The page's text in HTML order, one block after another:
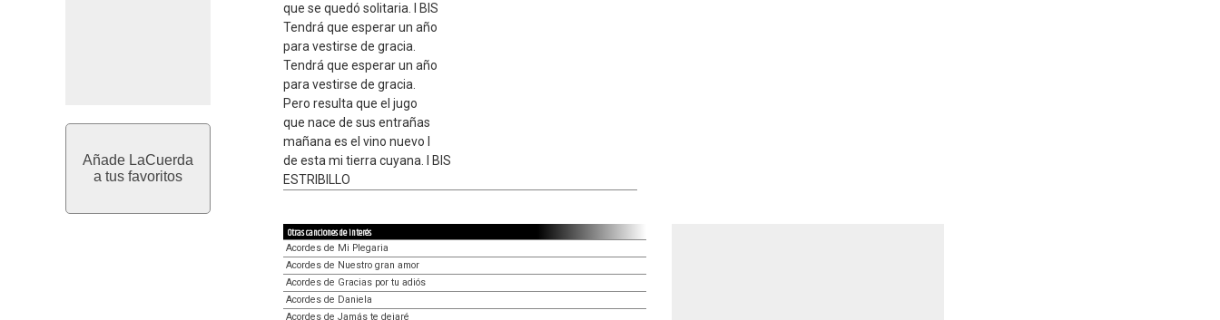
Añade LaCuerda
a tus favoritos
que se quedó solitaria. I BIS
Tendrá que esperar un año
para vestirse de gracia.
Tendrá que esperar un año
para vestirse de gracia.
Pero resulta que el jugo
que nace de sus entrañas
mañana es el vino nuevo I
de esta mi tierra cuyana. I BIS
ESTRIBILLO
Otras canciones de interés
Acordes de Mi Plegaria
Acordes de Nuestro gran amor
Acordes de Gracias por tu adiós
Acordes de Daniela
Acordes de Jamás te dejaré